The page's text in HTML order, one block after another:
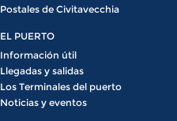
Postales de Civitavecchia
EL PUERTO
Información útil
Llegadas y salidas
Los Terminales del puerto
Noticias y eventos